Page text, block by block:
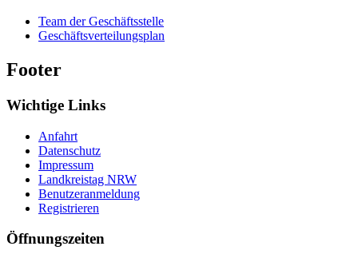
Team der Geschäftsstelle
Geschäftsverteilungsplan
Footer
Wichtige Links
Anfahrt
Datenschutz
Impressum
Landkreistag NRW
Benutzeranmeldung
Registrieren
Öffnungszeiten